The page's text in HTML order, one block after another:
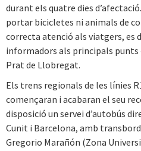
durant els quatre dies
portar bicicletes ni animals de
correcta atenció als viatgers, es
informadors als principals
Prat de Llobregat.
Els trens regionals de les línies
començaran i acabaran el seu
disposició un servei d’autobús
Cunit i Barcelona, amb
Gregorio Marañón (Zona